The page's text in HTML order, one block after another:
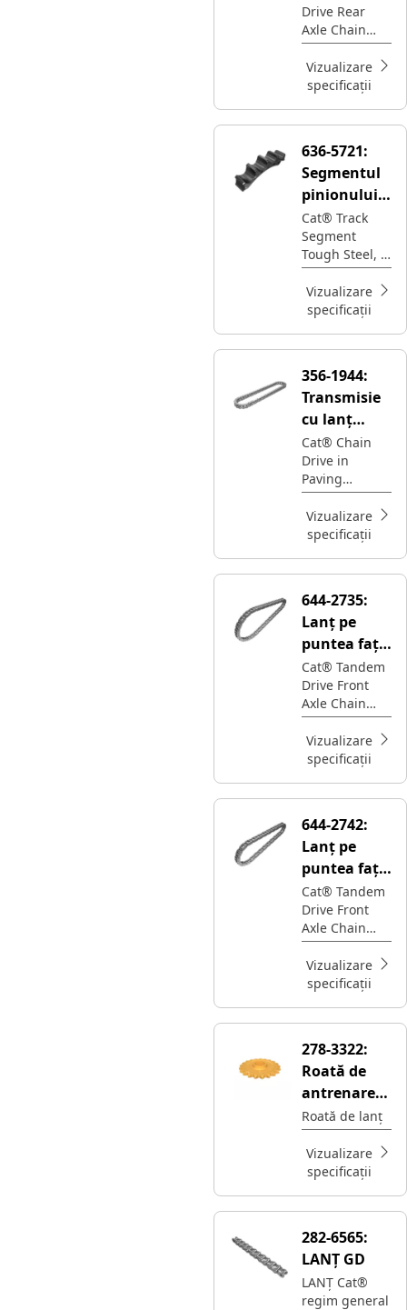
acționare
tandem cu
66 de
legături
Drive Rear
Axle Chain
transmits
rotational
power from
transmission
axles,
enabling the
equipment to
move
Vizualizare
specificații
636-5721:
Segmentul
pinionului
de
suprimare a
sunetului
cu 25 de
dinți
Cat® Track
Segment
Tough Steel, 6
Bolts, 5 Teeth,
260.35mm
Track Pitch
Vizualizare
specificații
356-1944:
Transmisie
cu lanț
regenerator
drum
Cat® Chain
Drive in
Paving
Equipment
provides
Reliable Power
and Smooth
Vizualizare
specificații
644-2735:
Lanț pe
puntea față
cu
acționare
tandem cu
56 de
legături
Cat® Tandem
Drive Front
Axle Chain
transmits
rotational
power from
transmission
axles,
enabling the
equipment to
move
Vizualizare
specificații
644-2742:
Lanț pe
puntea față
cu
acționare
tandem cu
50 de
legături
Cat® Tandem
Drive Front
Axle Chain
transmits
rotational
power from
transmission
axles,
enabling the
equipment to
move
Vizualizare
specificații
278-3322:
Roată de
antrenare
finală
Roată de lanț
Vizualizare
specificații
282-6565:
LANȚ GD
LANȚ Cat®
regim general